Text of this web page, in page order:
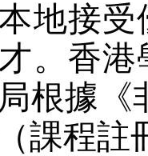
地接
。香
根據《
課程註